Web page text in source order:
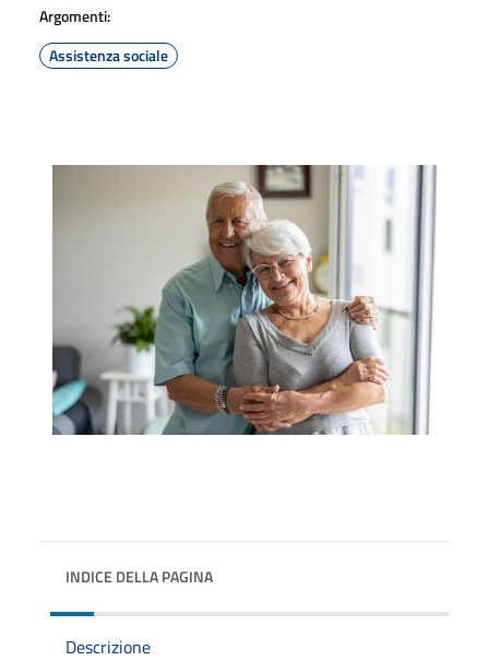
Argomenti:
Assistenza sociale
INDICE DELLA PAGINA
Descrizione